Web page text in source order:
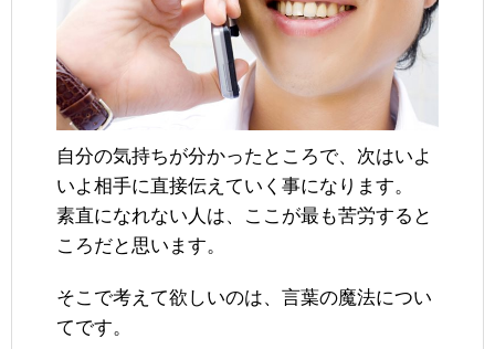
自分の気持ちが分かったところで、次はいよ
いよ相手に直接伝えていく事になります。
素直になれない人は、ここが最も苦労すると
ころだと思います。
そこで考えて欲しいのは、言葉の魔法につい
てです。